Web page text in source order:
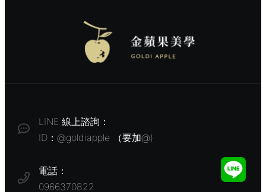
LINE 線上諮詢：
ID：@goldiapple （要加@)
電話：
0966370822